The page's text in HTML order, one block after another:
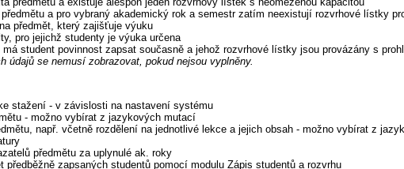
a pro vybraný akademický rok a semestr zatím neexistují rozvrhové lístky
předmět, který zajišťuje výuku
pro jejichž studenty je výuka určena
student povinnost zapsat současně a jehož rozvrhové lístky jsou provázány s
údajů se nemusí zobrazovat, pokud nejsou vyplněny.
stažení - v závislosti na nastavení systému
- možno vybírat z jazykových mutací
např. včetně rozdělení na jednotlivé lekce a jejich obsah - možno vybírat z
předmětu za uplynulé ak. roky
předběžně zapsaných studentů pomocí modulu Zápis studentů a rozvrhu